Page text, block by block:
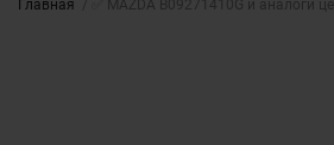
Главная ✅ MAZDA B09271410G и аналоги